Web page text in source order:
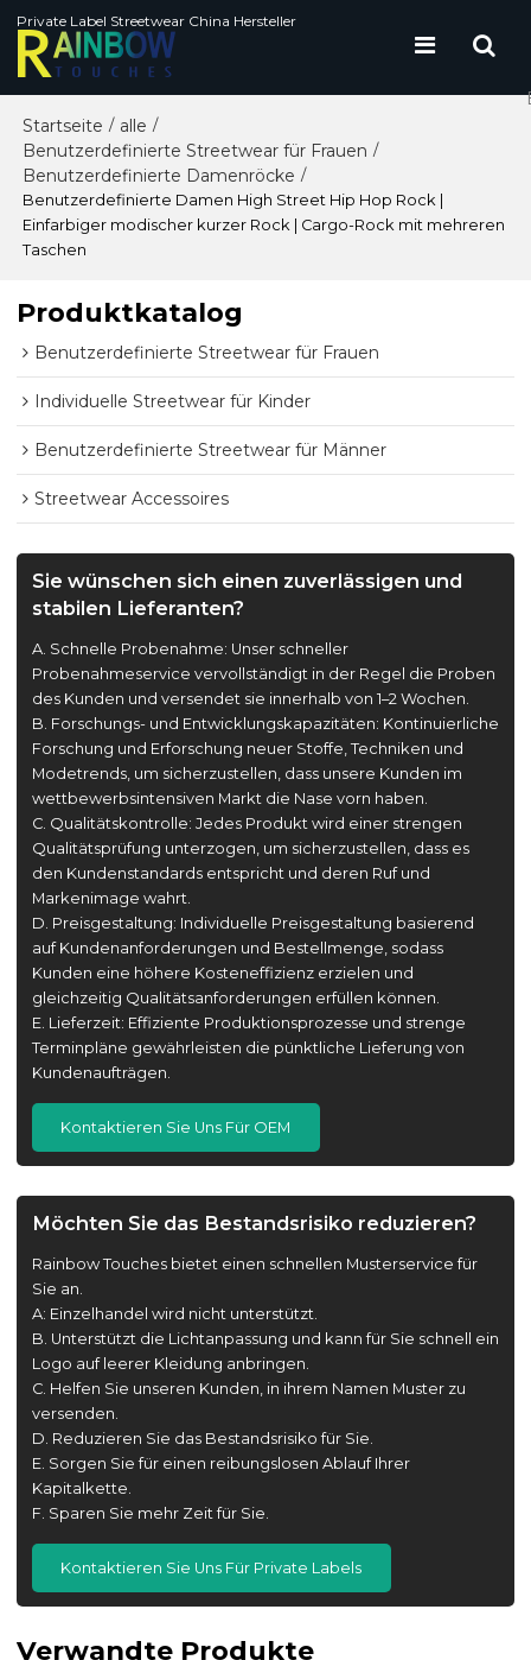
Private Label Streetwear China Hersteller
Startseite / alle /
Benutzerdefinierte Streetwear für Frauen /
Benutzerdefinierte Damenröcke /
Benutzerdefinierte Damen High Street Hip Hop Rock |
Einfarbiger modischer kurzer Rock | Cargo-Rock mit mehreren
Taschen
Produktkatalog
Benutzerdefinierte Streetwear für Frauen
Individuelle Streetwear für Kinder
Benutzerdefinierte Streetwear für Männer
Streetwear Accessoires
Sie wünschen sich einen zuverlässigen und
stabilen Lieferanten?
A. Schnelle Probenahme: Unser schneller
Probenahmeservice vervollständigt in der Regel die Proben
des Kunden und versendet sie innerhalb von 1–2 Wochen.
B. Forschungs- und Entwicklungskapazitäten: Kontinuierliche
Forschung und Erforschung neuer Stoffe, Techniken und
Modetrends, um sicherzustellen, dass unsere Kunden im
wettbewerbsintensiven Markt die Nase vorn haben.
C. Qualitätskontrolle: Jedes Produkt wird einer strengen
Qualitätsprüfung unterzogen, um sicherzustellen, dass es
den Kundenstandards entspricht und deren Ruf und
Markenimage wahrt.
D. Preisgestaltung: Individuelle Preisgestaltung basierend
auf Kundenanforderungen und Bestellmenge, sodass
Kunden eine höhere Kosteneffizienz erzielen und
gleichzeitig Qualitätsanforderungen erfüllen können.
E. Lieferzeit: Effiziente Produktionsprozesse und strenge
Terminpläne gewährleisten die pünktliche Lieferung von
Kundenaufträgen.
Kontaktieren Sie Uns Für OEM
Möchten Sie das Bestandsrisiko reduzieren?
Rainbow Touches bietet einen schnellen Musterservice für
Sie an.
A: Einzelhandel wird nicht unterstützt.
B. Unterstützt die Lichtanpassung und kann für Sie schnell ein
Logo auf leerer Kleidung anbringen.
C. Helfen Sie unseren Kunden, in ihrem Namen Muster zu
versenden.
D. Reduzieren Sie das Bestandsrisiko für Sie.
E. Sorgen Sie für einen reibungslosen Ablauf Ihrer
Kapitalkette.
F. Sparen Sie mehr Zeit für Sie.
Kontaktieren Sie Uns Für Private Labels
Verwandte Produkte